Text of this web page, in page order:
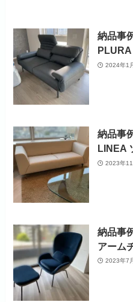
納品事
PLURA
2024年1
納品事
LINEA
2023年11
納品事
アーム
2023年7